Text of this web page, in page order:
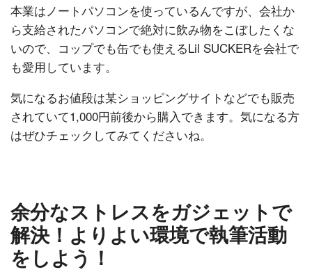
本業はノートパソコンを使っているんですが、会社か
ら支給されたパソコンで絶対に飲み物をこぼしたくな
いので、コップでも缶でも使えるLil SUCKERを会社で
も愛用しています。
気になるお値段は某ショッピングサイトなどでも販売
されていて1,000円前後から購入できます。気になる方
はぜひチェックしてみてくださいね。
余分なストレスをガジェットで
解決！よりよい環境で執筆活動
をしよう！